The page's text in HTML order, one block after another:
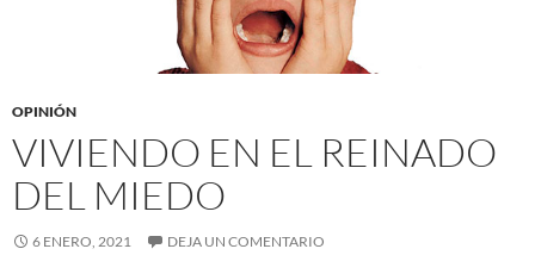
OPINIÓN
VIVIENDO EN EL REINADO
DEL MIEDO
6 ENERO, 2021 DEJA UN COMENTARIO